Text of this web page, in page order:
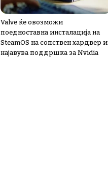
Valve ќе овозможи
поедноставна инсталација на
SteamOS на сопствен хардвер и
најавува поддршка за Nvidia